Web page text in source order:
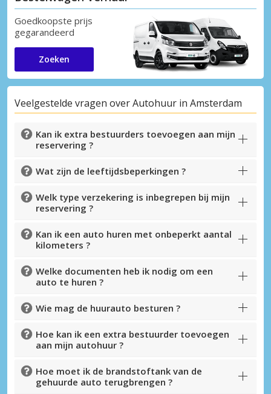
Goedkoopste prijs
gegarandeerd
Zoeken
Veelgestelde vragen over Autohuur in Amsterdam
Kan ik extra bestuurders toevoegen aan mijn
reservering ?
Wat zijn de leeftijdsbeperkingen ?
Welk type verzekering is inbegrepen bij mijn
reservering ?
Kan ik een auto huren met onbeperkt aantal
kilometers ?
Welke documenten heb ik nodig om een
auto te huren ?
Wie mag de huurauto besturen ?
Hoe kan ik een extra bestuurder toevoegen
aan mijn autohuur ?
Hoe moet ik de brandstoftank van de
gehuurde auto terugbrengen ?